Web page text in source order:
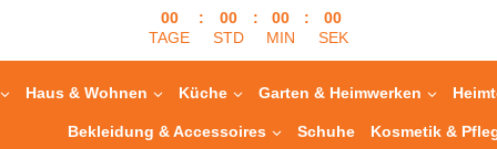
00
TAGE
:
00
STD
:
00
MIN
:
00
SEK
Haus & Wohnen Küche Garten & Heimwerken
Bekleidung & Accessoires Schuhe Kosmetik &